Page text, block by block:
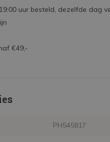
uur besteld, dezelfde dag
€49,-
PH545817